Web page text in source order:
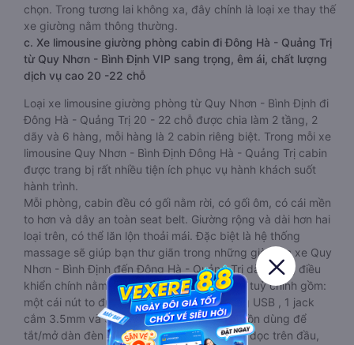
chọn. Trong tương lai không xa, đây chính là loại xe thay thế
xe giường nằm thông thường.
c. Xe limousine giường phòng cabin đi Đông Hà - Quảng Trị
từ Quy Nhơn - Bình Định VIP sang trọng, êm ái, chất lượng
dịch vụ cao 20 -22 chỗ
Loại xe limousine giường phòng từ Quy Nhơn - Bình Định đi
Đông Hà - Quảng Trị 20 - 22 chỗ được chia làm 2 tầng, 2
dãy và 6 hàng, mỗi hàng là 2 cabin riêng biệt. Trong mỗi xe
limousine Quy Nhơn - Bình Định Đông Hà - Quảng Trị cabin
được trang bị rất nhiều tiện ích phục vụ hành khách suốt
hành trình.
Mỗi phòng, cabin đều có gối nằm rời, có gối ôm, có cái mền
to hơn và dây an toàn seat belt. Giường rộng và dài hơn hai
loại trên, có thể lăn lộn thoải mái. Đặc biệt là hệ thống
massage sẽ giúp bạn thư giãn trong những giờ nằm xe Quy
Nhơn - Bình Định đến Đông Hà - Quảng Trị dài. Bảng điều
khiển chính nằm ngay cạnh đầu để tiện tay tuỳ chỉnh gồm:
một cái nút to đùng để gọi tiếp viên, 2 cổng USB , 1 jack
cắm 3.5mm và 3 cái nút có biểu tượng nguồn dùng để
tắt/mở dàn đèn chính của buồng nằm chạy dọc trên đầu,